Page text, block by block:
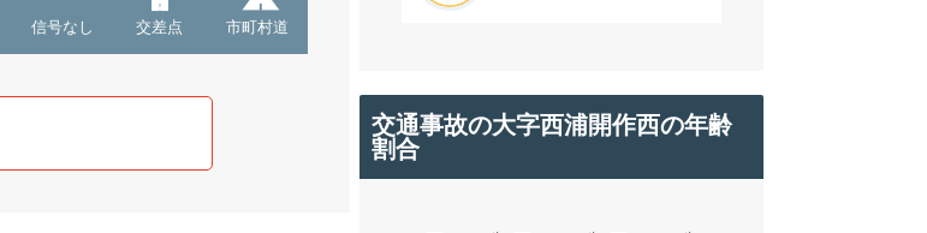
信号なし 交差点 市町村道
交通事故の大字西浦開作西の年齢
割合